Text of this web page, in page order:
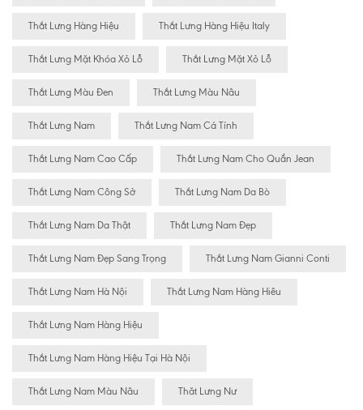
Thắt Lưng Hàng Hiệu Thắt Lưng Hàng Hiệu Italy
Thắt Lưng Mặt Khóa Xỏ Lỗ Thắt Lưng Mặt Xỏ Lỗ
Thắt Lưng Màu Đen Thắt Lưng Màu Nâu
Thắt Lưng Nam Thắt Lưng Nam Cá Tính
Thắt Lưng Nam Cao Cấp Thắt Lưng Nam Cho Quần Jean
Thắt Lưng Nam Công Sở Thắt Lưng Nam Da Bò
Thắt Lưng Nam Da Thật Thắt Lưng Nam Đẹp
Thắt Lưng Nam Đẹp Sang Trọng Thắt Lưng Nam Gianni Conti
Thắt Lưng Nam Hà Nội Thắt Lưng Nam Hàng Hiêu
Thắt Lưng Nam Hàng Hiệu
Thắt Lưng Nam Hàng Hiệu Tại Hà Nội
Thắt Lưng Nam Màu Nâu Thăt Lưng Nư